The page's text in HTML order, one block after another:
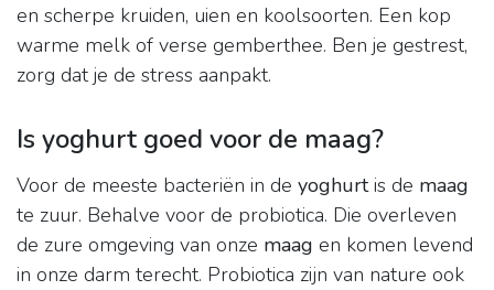
en scherpe kruiden, uien en koolsoorten. Een kop
warme melk of verse gemberthee. Ben je gestrest,
zorg dat je de stress aanpakt.
Is yoghurt goed voor de maag?
Voor de meeste bacteriën in de yoghurtis de maag
te zuur. Behalve voor de probiotica. Die overleven
de zure omgeving van onze maag en komen levend
in onze darm terecht. Probiotica zijn van nature ook